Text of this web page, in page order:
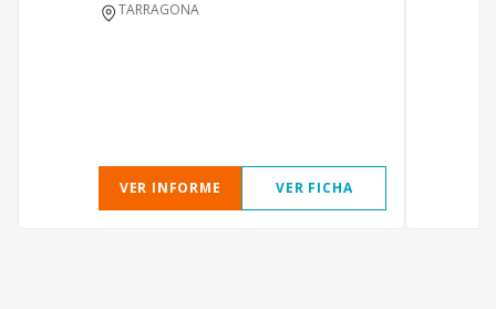
TARRAGONA
VER INFORME VER FICHA